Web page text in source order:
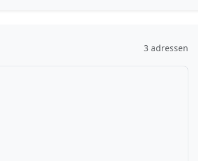
3 adressen